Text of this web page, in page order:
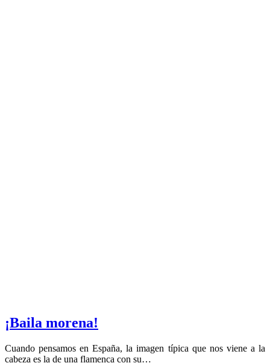
¡Baila morena!
Cuando pensamos en España, la imagen típica que nos viene a la
cabeza es la de una flamenca con su…